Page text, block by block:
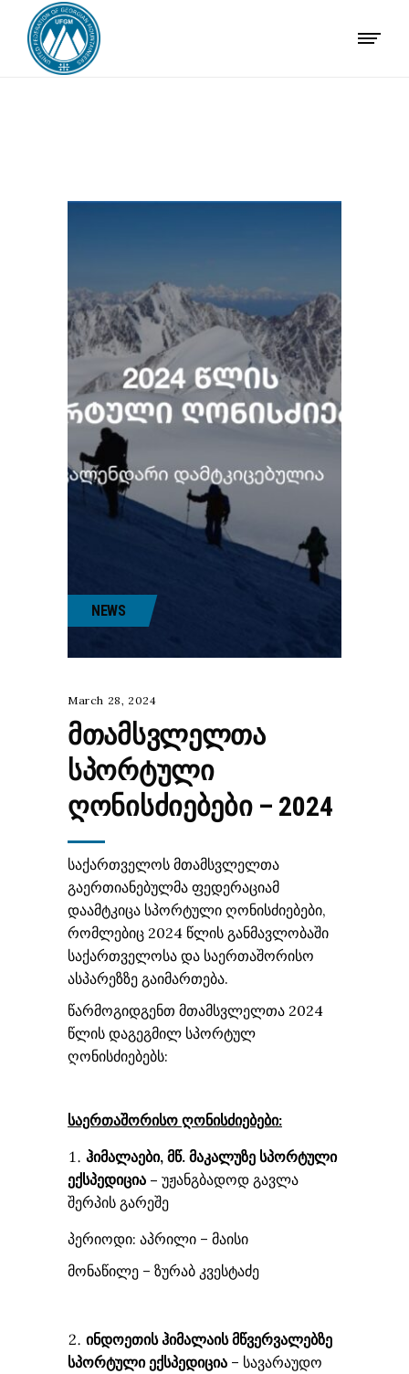
NEWS
March 28, 2024
ᲛᲗᲐᲛᲡᲕᲚᲔᲚᲗᲐ
ᲡᲞᲝᲠᲢᲣᲚᲘ
ᲦᲝᲜᲘᲡᲫᲘᲔᲑᲔᲑᲘ – 2024
საქართველოს მთამსვლელთა
გაერთიანებულმა ფედერაციამ
დაამტკიცა სპორტული ღონისძიებები,
რომლებიც 2024 წლის განმავლობაში
საქართველოსა და საერთაშორისო
ასპარეზზე გაიმართება.
წარმოგიდგენთ მთამსვლელთა 2024
წლის დაგეგმილ სპორტულ
ღონისძიებებს:
საერთაშორისო ღონისძიებები:
ჰიმალაები, მწ. მაკალუზე სპორტული
ექსპედიცია – უჟანგბადოდ გავლა
შერპის გარეშე
პერიოდი: აპრილი – მაისი
მონაწილე – ზურაბ კვესტაძე
ინდოეთის ჰიმალაის მწვერვალებზე
სპორტული ექსპედიცია – სავარაუდო